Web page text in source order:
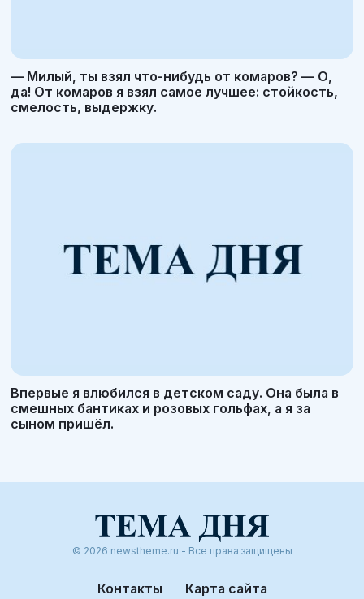
— Милый, ты взял что-нибудь от комаров? — О,
да! От комаров я взял самое лучшее: стойкость,
смелость, выдержку.
Впервые я влюбился в детском саду. Она была в
смешных бантиках и розовых гольфах, а я за
сыном пришёл.
© 2026 newstheme.ru - Все права защищены
Контакты Карта сайта